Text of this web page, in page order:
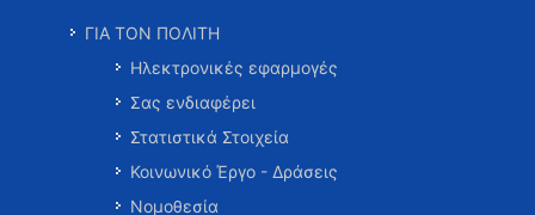
ΓΙΑ ΤΟΝ ΠΟΛΙΤΗ
Ηλεκτρονικές εφαρμογές
Σας ενδιαφέρει
Στατιστικά Στοιχεία
Κοινωνικό Έργο - Δράσεις
Νομοθεσία